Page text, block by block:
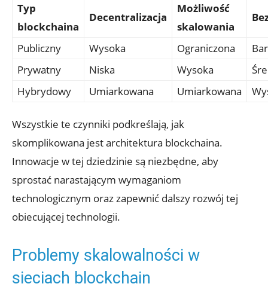
Typ
blockchaina
Decentralizacja
Możliwość
skalowania
Publiczny Wysoka Ograniczona
Prywatny
Niska Wysoka
Hybrydowy
Umiarkowana Umiarkowana
Wszystkie te czynniki podkreślają, jak
skomplikowana jest architektura blockchaina.
Innowacje w tej dziedzinie są niezbędne, aby ​
sprostać narastającym wymaganiom
technologicznym oraz zapewnić dalszy rozwój tej
obiecującej technologii.
Problemy ​skalowalności​ w⁣
sieciach blockchain